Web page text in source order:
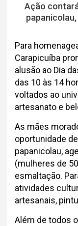
Ação
Para
Carapicuíba
alusão ao Dia
das 10 às 14
voltados ao
artesanato e
As mães
oportunidade
papanicolau,
(mulheres de
esmaltação.
atividades
artesanais,
Além de todos